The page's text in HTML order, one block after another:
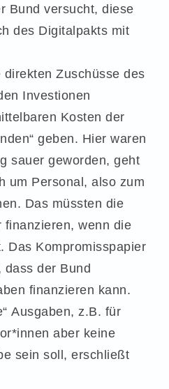
Bund versucht, diese
des Digitalpakts mit
Zuschüsse des
Investionen
Kosten der
geben. Hier waren
sauer geworden, geht
um Personal, also zum
Das müssten die
finanzieren, wenn die
Das Kompromisspapier
der Bund
finanzieren kann.
Ausgaben, z.B. für
aber keine
sein soll, erschließt